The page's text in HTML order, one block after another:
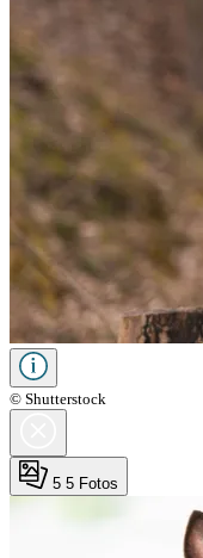
© Shutterstock
5 5 Fotos